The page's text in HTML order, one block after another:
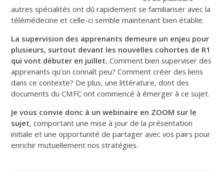
autres spécialités ont dû rapidement se familiariser avec la
télémédecine et celle-ci semble maintenant bien établie.
La supervision des apprenants demeure un enjeu pour
plusieurs, surtout devant les nouvelles cohortes de R1
qui vont débuter en juillet. Comment bien superviser des
apprenants qu’on connaît peu? Comment créer des liens
dans ce contexte? De plus, une littérature, dont des
documents du CMFC ont commencé à émerger à ce sujet.
Je vous convie donc à un webinaire en ZOOM sur le
sujet, comportant une mise à jour de la présentation
initiale et une opportunité de partager avec vos pairs pour
enrichir mutuellement nos stratégies.